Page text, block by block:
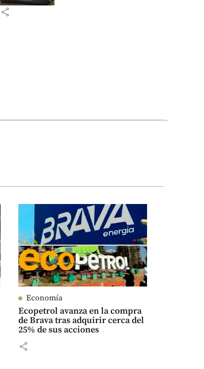
share
Economía
Ecopetrol avanza en la compra
de Brava tras adquirir cerca del
25% de sus acciones
share